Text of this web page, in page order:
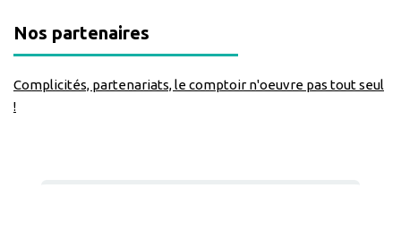
Nos partenaires
Complicités, partenariats, le comptoir n'oeuvre pas tout seul
!